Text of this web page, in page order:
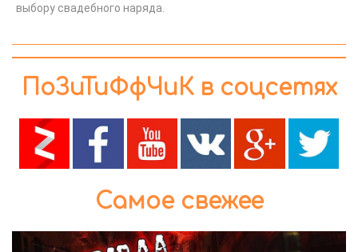
выбору свадебного наряда.
ПоЗиТиФфЧиК в соцсетях
Самое свежее